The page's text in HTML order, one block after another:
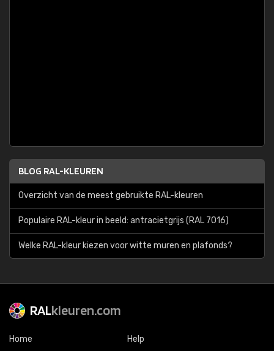
BLOG RAL-KLEUREN
Overzicht van de meest gebruikte RAL-kleuren
Populaire RAL-kleur in beeld: antracietgrijs (RAL 7016)
Welke RAL-kleur kiezen voor witte muren en plafonds?
RALkleuren.com
Home Help